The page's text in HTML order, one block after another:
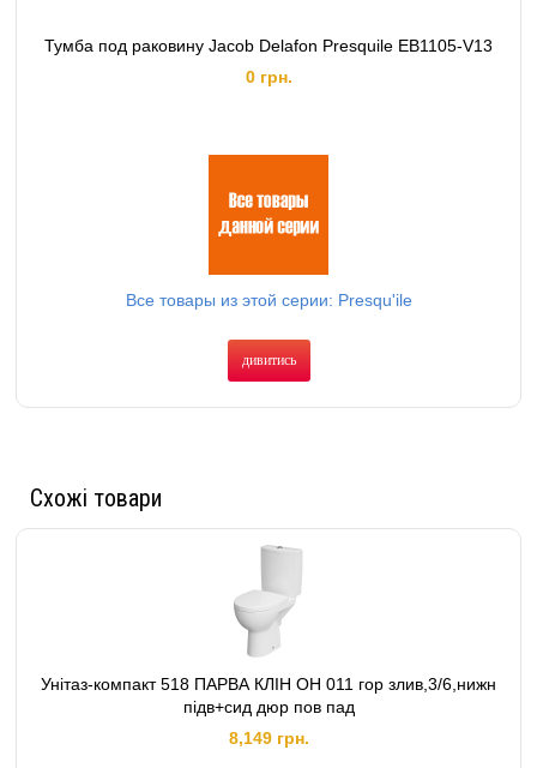
Тумба под раковину Jacob Delafon Presquile EB1105-V13
0 грн.
Все товары из этой серии: Presqu'ile
дивитись
Схожі товари
Унітаз-компакт 518 ПАРВА КЛІН ОН 011 гор злив,3/6,нижн
підв+сид дюр пов пад
8,149 грн.